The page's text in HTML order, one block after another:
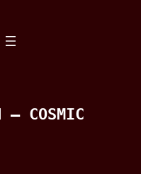
– COSMIC